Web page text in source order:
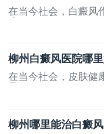
在当今社会，白癜风
柳州白癜风医院哪
在当今社会，皮肤健
柳州哪里能治白癜风